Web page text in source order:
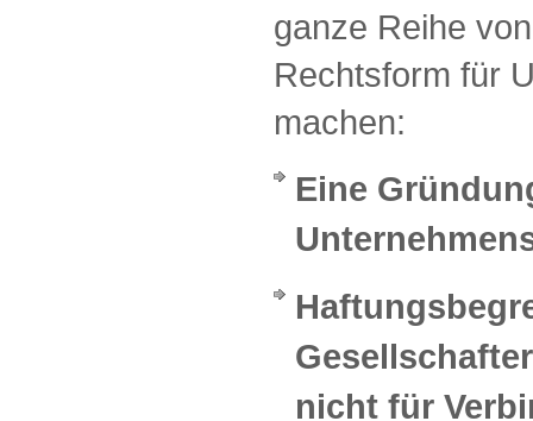
ganze Reihe
Rechtsform für
machen:
Eine
nicht für